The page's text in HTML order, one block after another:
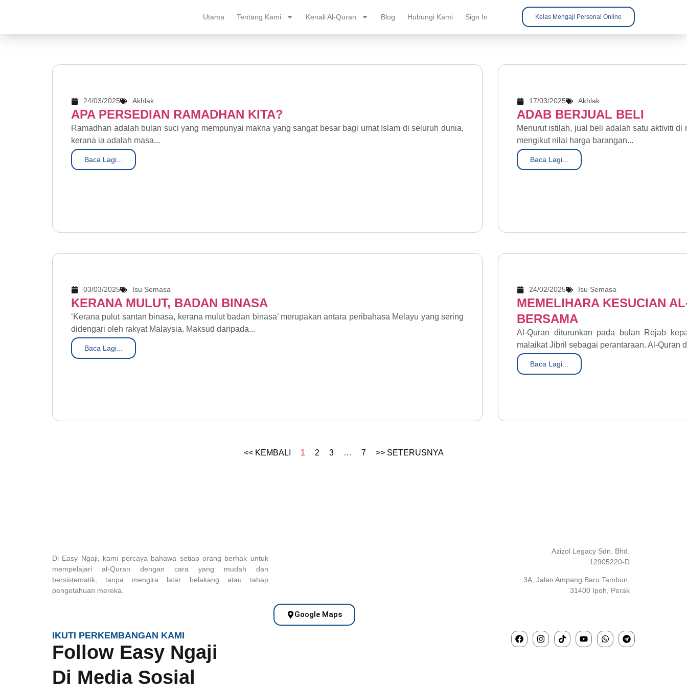
Utama Tentang Kami Kenali Al-Quran Blog Hubungi Kami Sign In Kelas Mengaji Personal Online
24/03/2025 Akhlak
APA PERSEDIAN RAMADHAN KITA?
Ramadhan adalah bulan suci yang mempunyai makna yang sangat besar bagi umat Islam di seluruh dunia,
kerana ia adalah masa...
Baca Lagi...
17/03/2025 Akhlak
ADAB BERJUAL BELI
Menurut istilah, jual beli adalah satu aktiviti
mengikut nilai harga barangan...
Baca Lagi...
03/03/2025 Isu Semasa
KERANA MULUT, BADAN BINASA
‘Kerana pulut santan binasa, kerana mulut badan binasa’ merupakan antara peribahasa Melayu yang sering
didengari oleh rakyat Malaysia. Maksud daripada...
Baca Lagi...
24/02/2025 Isu Semasa
MEMELIHARA KESUCIAN
BERSAMA
Al-Quran diturunkan pada bulan Rejab
malaikat Jibril sebagai perantaraan. Al-Quran
Baca Lagi...
<< KEMBALI 1 2 3 … 7 >> SETERUSNYA
Di Easy Ngaji, kami percaya bahawa setiap orang berhak untuk
mempelajari al-Quran dengan cara yang mudah dan
bersistematik, tanpa mengira latar belakang atau tahap
pengetahuan mereka.
Azizol Legacy Sdn. Bhd.
12905220-D
3A, Jalan Ampang Baru Tambun,
31400 Ipoh, Perak
Google Maps
IKUTI PERKEMBANGAN KAMI
Follow Easy Ngaji
Di Media Sosial